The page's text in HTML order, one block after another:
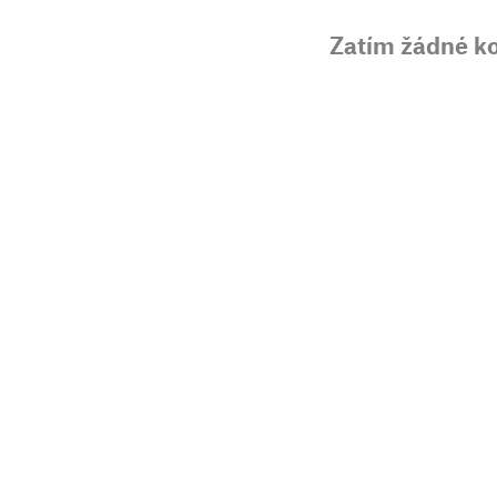
Zatím žádné